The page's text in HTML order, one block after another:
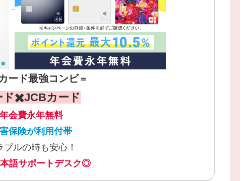
ード最強コンビ ＝
ド✖️JCBカード
会費永年無料
保険が利用付帯
ルの時も安心！
語サポートデスク◎